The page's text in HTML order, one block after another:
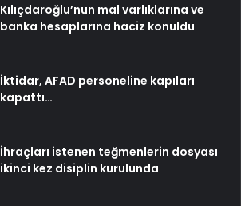
Kılıçdaroğlu’nun mal varlıklarına ve
banka hesaplarına haciz konuldu
İktidar, AFAD personeline kapıları
kapattı…
İhraçları istenen teğmenlerin dosyası
ikinci kez disiplin kurulunda